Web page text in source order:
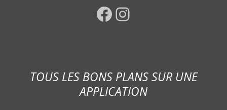
Facebook Instagram
TOUS LES BONS PLANS SUR UNE
APPLICATION